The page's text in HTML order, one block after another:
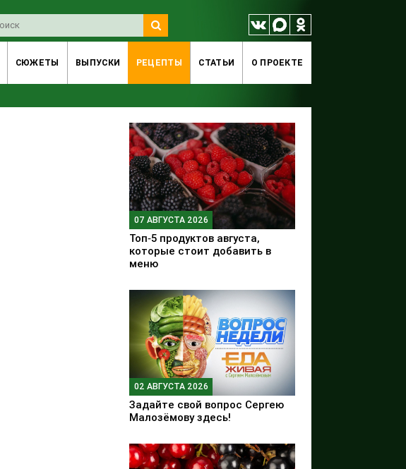
СЮЖЕТЫ ВЫПУСКИ РЕЦЕПТЫ СТАТЬИ O ПРОЕКТЕ
07 АВГУСТА 2026
Топ‑5 продуктов августа,
которые стоит добавить в
меню
02 АВГУСТА 2026
Задайте свой вопрос Сергею
Малозёмову здесь!